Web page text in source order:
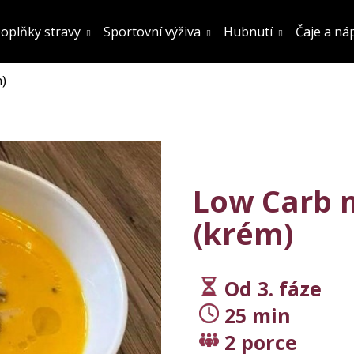
stravy Sportovní výživa Hubnutí Čaje a
Low Carb
(krém)
Od 3. fáze
25 min
2 porce
Doporučujeme
DOPLNĚK STRAVY
SÓJOVÝ
OCHUCENÍ 800G